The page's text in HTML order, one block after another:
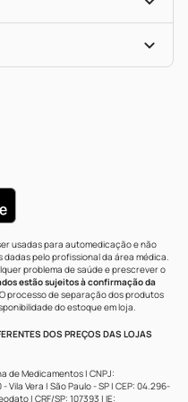
usadas para automedicação e não
pelo profissional da área médica.
problema de saúde e prescrever o
estão sujeitos à confirmação da
O processo de separação dos produtos
do estoque em loja.
DOS PREÇOS DAS LOJAS
de Medicamentos | CNPJ:
Vera | São Paulo - SP | CEP: 04.296-
| CRF/SP: 107393 | IE: